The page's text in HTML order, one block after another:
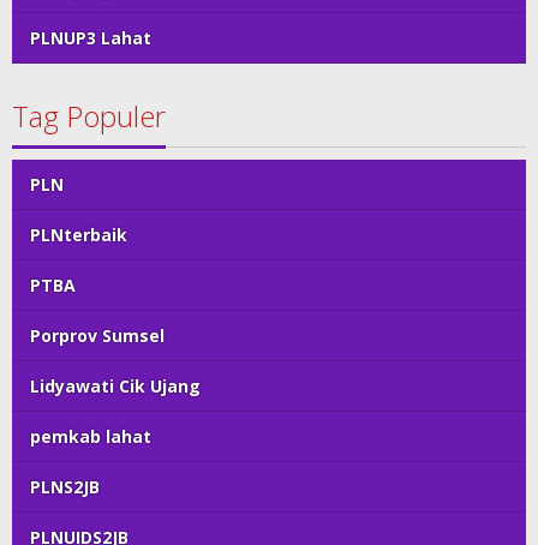
PLNUP3 Lahat
Tag Populer
PLN
PLNterbaik
PTBA
Porprov Sumsel
Lidyawati Cik Ujang
pemkab lahat
PLNS2JB
PLNUIDS2JB